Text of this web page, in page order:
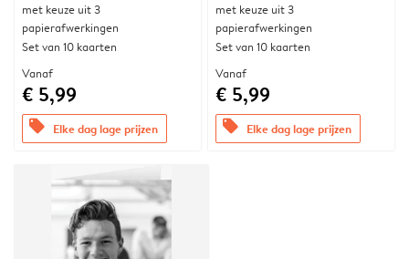
met keuze uit 3
papierafwerkingen
Set van 10 kaarten
Vanaf
€ 5,99
offers Elke dag lage prijzen
met keuze uit 3
papierafwerkingen
Set van 10 kaarten
Vanaf
€ 5,99
offers Elke dag lage prijzen